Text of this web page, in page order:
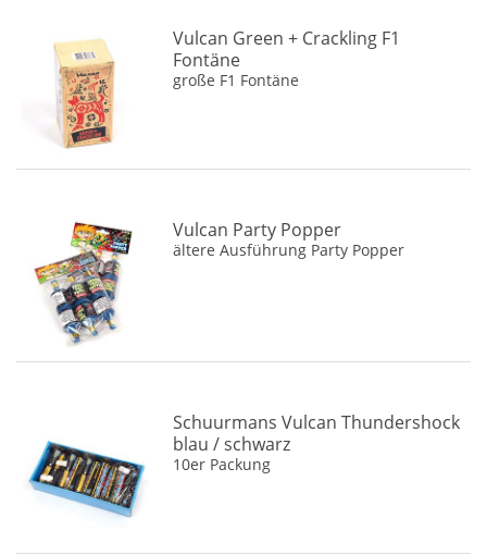
Vulcan Green + Crackling F1
Fontäne
große F1 Fontäne
Vulcan Party Popper
ältere Ausführung Party Popper
Schuurmans Vulcan Thundershock
blau / schwarz
10er Packung